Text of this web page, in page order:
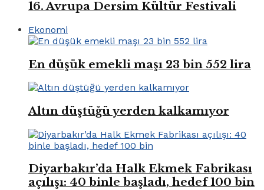
16. Avrupa Dersim Kültür Festivali
Ekonomi
En düşük emekli maşı 23 bin 552 lira
Altın düştüğü yerden kalkamıyor
Diyarbakır’da Halk Ekmek Fabrikası
açılışı: 40 binle başladı, hedef 100 bin